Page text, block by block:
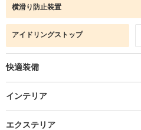
横滑り防止装置
アイドリングストップ
快適装備
インテリア
エクステリア